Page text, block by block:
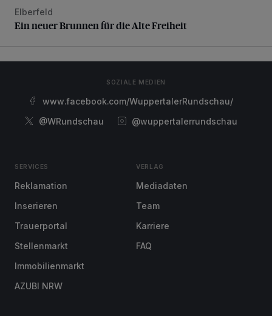
Ein neuer Brunnen für die Alte Freiheit
Elberfeld
Ein neuer Brunnen für die Alte Freiheit
SOZIALE MEDIEN
www.facebook.com/WuppertalerRundschau/
@WRundschau
@wuppertalerrundschau
SERVICES
Reklamation
Inserieren
Trauerportal
Stellenmarkt
Immobilienmarkt
AZUBI NRW
VERLAG
Mediadaten
Team
Karriere
FAQ